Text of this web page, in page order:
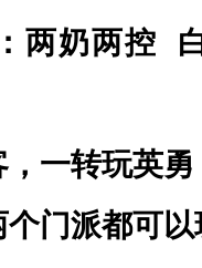
：两奶两控
一转玩英
门派都可以